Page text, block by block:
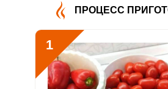
Витамин
В5
Витамин
В6
6.9 мг 2 мг
ПРОЦЕСС
1